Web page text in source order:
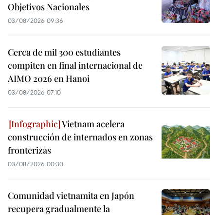
Objetivos Nacionales
03/08/2026 09:36
Cerca de mil 300 estudiantes
compiten en final internacional de
AIMO 2026 en Hanoi
03/08/2026 07:10
Vietnam acelera
construcción de internados en zonas
fronterizas
03/08/2026 00:30
Comunidad vietnamita en Japón
recupera gradualmente la